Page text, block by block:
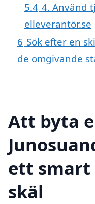
5.4 4. Använd
elleverantör.se
6 Sök efter en
de omgivande
Att byta
ett smart
skäl